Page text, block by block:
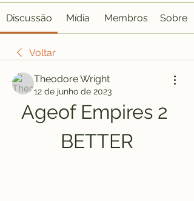
Discussão Mídia Membros Sobre
Voltar
Theodore Wright
12 de junho de 2023
Ageof Empires 2
BETTER